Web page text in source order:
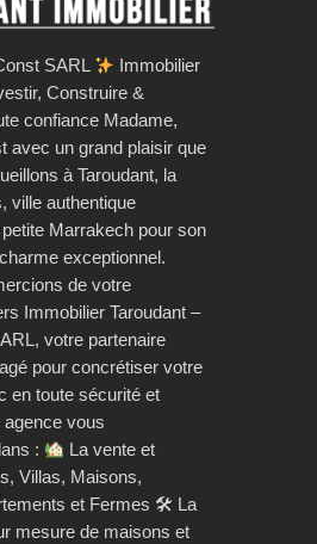
SARL
Immobilier
Construire &
confiance Madame,
avec un grand plaisir que
à Taroudant, la
ville authentique
Marrakech pour son
exceptionnel.
de votre
Immobilier Taroudant –
votre partenaire
pour concrétiser votre
en toute sécurité et
vous
:
La vente et
Villas, Maisons,
et Fermes 🛠 La
mesure de maisons et